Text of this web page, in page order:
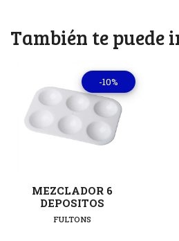
También te puede
-10%
MEZCLADOR 6
DEPOSITOS
FULTONS